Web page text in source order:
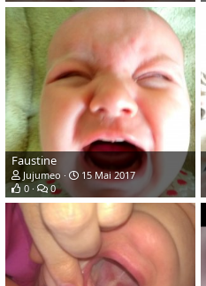
Faustine
Jujumeo
15 Mai 2017
0
0